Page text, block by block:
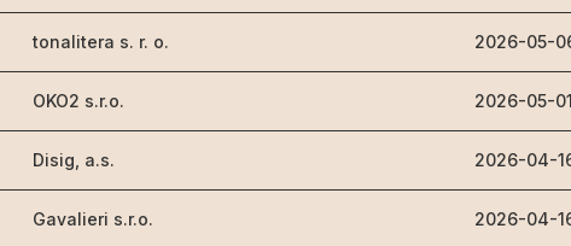
tonalitera s. r. o. 2026-05-
OKO2 s.r.o. 2026-05-01
Disig, a.s. 2026-04-
Gavalieri s.r.o. 2026-04-